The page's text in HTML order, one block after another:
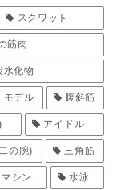
スクワット
筋肉
水化物
モデル 腹斜筋
アイドル
の腕) 三角筋
シン 水泳